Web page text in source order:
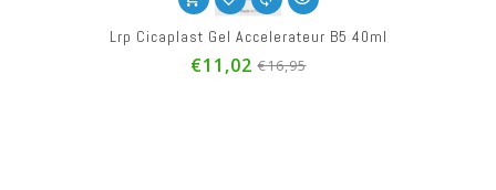
Lrp Cicaplast Gel Accelerateur B5 40ml
€11,02 €16,95